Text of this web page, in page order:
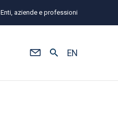
Enti, aziende e professioni
EN